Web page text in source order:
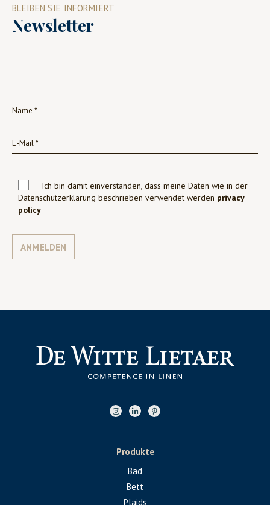
BLEIBEN SIE INFORMIERT
Newsletter
Ich bin damit einverstanden, dass meine Daten wie in der
Datenschutzerklärung beschrieben verwendet werden privacy
policy
ANMELDEN
Produkte
Bad
Bett
Plaids